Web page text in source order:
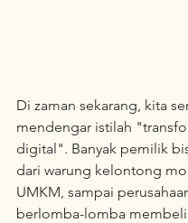
Di zaman sekarang, kita
mendengar istilah
digital". Banyak pemilik
dari warung kelontong
UMKM, sampai
berlomba-lomba